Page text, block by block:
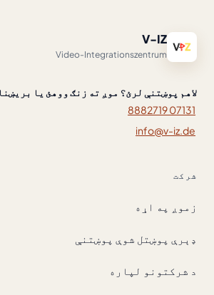
V-IZ
Video-Integrationszentrum
لاهم پوښتنې لرئ؟ موږ ته زنګ ووهئ یا
07131 8882719
info@v-iz.de
شرکت
زموږ په اړه
ډېرې پوښتل شوې پوښتنې
د شرکتونو لپاره